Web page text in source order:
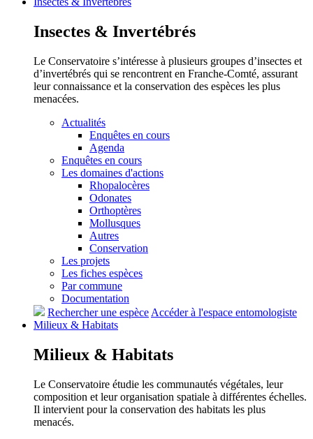
Insectes & Invertébrés
Le Conservatoire s’intéresse à plusieurs groupes d’insectes et
d’invertébrés qui se rencontrent en Franche-Comté, assurant
leur connaissance et la conservation des espèces les plus
menacées.
Actualités
Enquêtes en cours
Agenda
Enquêtes en cours
Les domaines d'actions
Rhopalocères
Odonates
Orthoptères
Mollusques
Autres
Conservation
Les projets
Les fiches espèces
Par commune
Documentation
Rechercher une espèce Accéder à l'espace entomologiste
Milieux & Habitats
Milieux & Habitats
Le Conservatoire étudie les communautés végétales, leur
composition et leur organisation spatiale à différentes échelles.
Il intervient pour la conservation des habitats les plus
menacés.